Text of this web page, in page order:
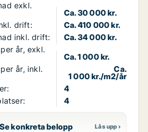
exkl.
Ca. 30 000 kr.
drift:
Ca. 410 000 kr.
inkl. drift:
Ca. 34 000 kr.
år, exkl.
Ca. 1 000 kr.
år, inkl.
Ca.
1 000 kr./m2/år
4
4
Se konkreta belopp